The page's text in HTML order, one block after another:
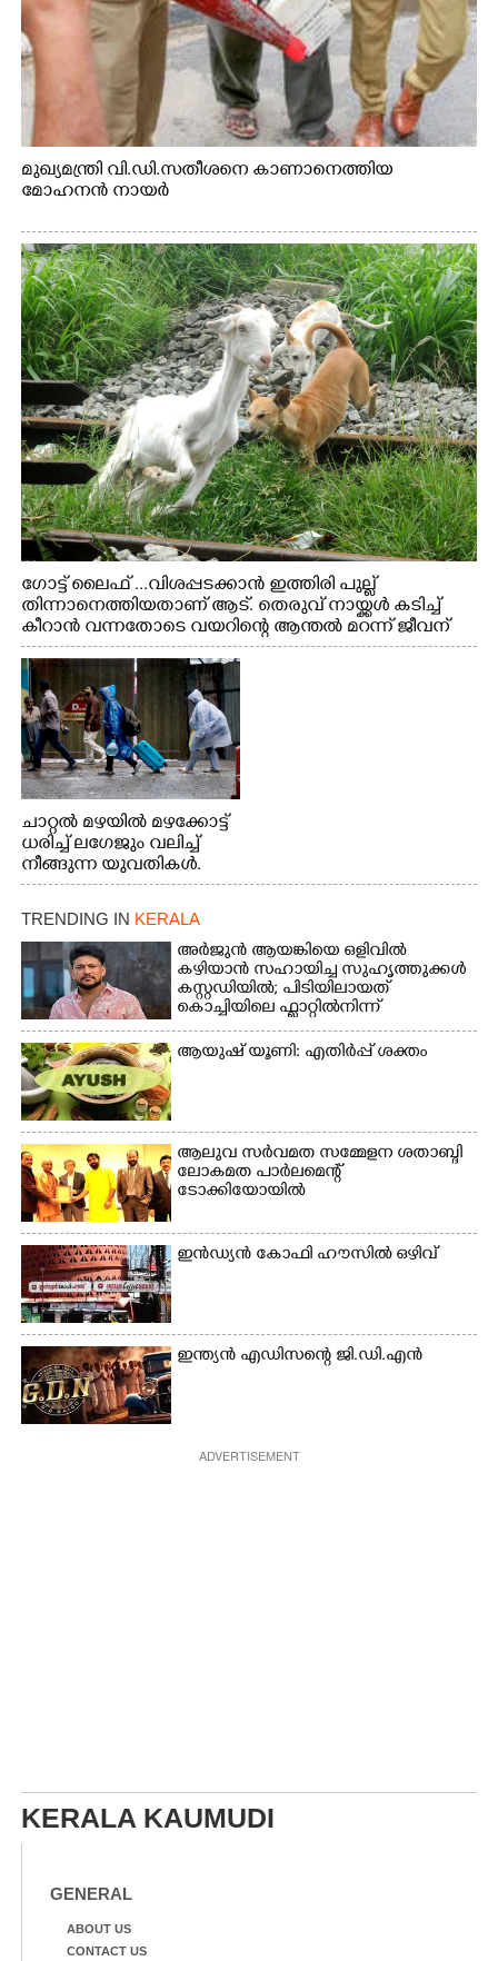
മുഖ്യമന്ത്രി വി.ഡി.സതീശനെ കാണാനെത്തിയ
മോഹനൻ നായർ
ഗോട്ട് ലൈഫ് ...വിശപ്പടക്കാൻ ഇത്തിരി പുല്ല്
തിന്നാനെത്തിയതാണ് ആട്. തെരുവ് നായ്ക്കൾ കടിച്ച്
കീറാൻ വന്നതോടെ വയറിന്റെ ആന്തൽ മറന്ന് ജീവന്
വേണ്ടിയായി ഓട്ടം. എറണാകുളം വാത്തുരുത്തിയിൽ
നിന്നുള്ള കാഴ്ച
ചാറ്റൽ മഴയിൽ മഴക്കോട്ട്
ധരിച്ച് ലഗേജും വലിച്ച്
നീങ്ങുന്ന യുവതികൾ.
എറണാകുളം മേനകയിൽ
നിന്നുള്ള കാഴ്ച
TRENDING IN KERALA
അർജുൻ ആയങ്കിയെ ഒളിവിൽ
കഴിയാൻ സഹായിച്ച സുഹൃത്തുക്കൾ
കസ്റ്റഡിയിൽ; പിടിയിലായത്
കൊച്ചിയിലെ ഫ്ലാറ്റിൽനിന്ന്
ആയുഷ് യൂണി: എതിർപ്പ് ശക്തം
ആലുവ സർവമത സമ്മേളന ശതാബ്ദി
ലോകമത പാർലമെന്റ്
ടോക്കിയോയിൽ
ഇൻഡ്യൻ കോഫി ഹൗസിൽ ഒഴിവ്
ഇന്ത്യൻ എഡിസന്റെ ജി.ഡി.എൻ
ADVERTISEMENT
KERALA KAUMUDI
GENERAL
ABOUT US
CONTACT US